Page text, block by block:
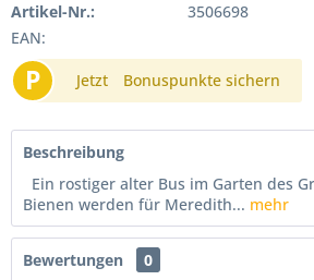
Artikel-Nr.:
3506698
EAN:
P Jetzt Bonuspunkte sichern
Beschreibung
Ein rostiger alter Bus im Garten des
Bienen werden für Meredith... mehr
Bewertungen
0